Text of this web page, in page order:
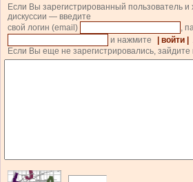
Если Вы зарегистрированный пользователь и
дискуссии — введите
свой логин (email)
,
и нажмите
| войти |
Если Вы еще не зарегистрировались, зайдите